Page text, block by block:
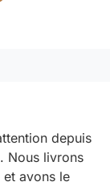
depuis
Nous livrons
et avons le